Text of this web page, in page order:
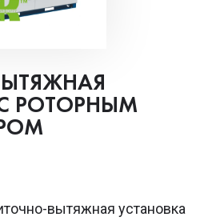
РОТОРНЫМ
вытяжная установка